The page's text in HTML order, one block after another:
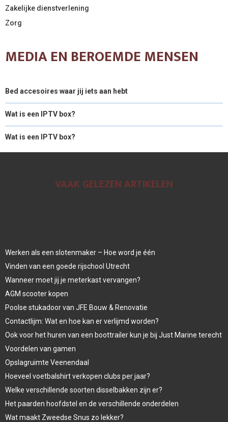
Zakelijke dienstverlening
Zorg
MEDIA EN BEROEMDE MENSEN
Bed accesoires waar jij iets aan hebt
Wat is een IPTV box?
Wat is een IPTV box?
VAAK GELEZEN ARTIKELEN
Werken als een slotenmaker – Hoe word je één
Vinden van een goede rijschool Utrecht
Wanneer moet jij je meterkast vervangen?
AGM scooter kopen
Poolse stukadoor van JFE Bouw & Renovatie
Contactlijm: Wat en hoe kan er verlijmd worden?
Ook voor het huren van een boottrailer kun je bij Just Marine terecht
Voordelen van gamen
Opslagruimte Veenendaal
Hoeveel voetbalshirt verkopen clubs per jaar?
Welke verschillende soorten disselbakken zijn er?
Het paarden hoofdstel en de verschillende onderdelen
Wat maakt Zweedse Snus zo lekker?